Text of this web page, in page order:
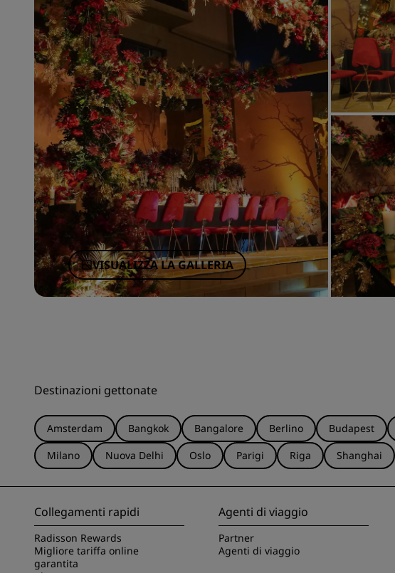
VISUALIZZA LA GALLERIA
Destinazioni gettonate
Amsterdam Bangkok Bangalore Berlino Budapest
Milano
Nuova Delhi Oslo Parigi Riga Shanghai
Collegamenti rapidi
Radisson Rewards
Migliore tariffa online
garantita
Agenti di viaggio
Partner
Agenti di viaggio